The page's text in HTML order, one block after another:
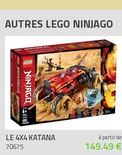
AUTRES LEGO NINJAGO
LE 4X4 KATANA
70675
à partir de
149.49 €